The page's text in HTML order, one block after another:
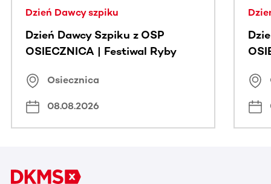
Dzień Dawcy szpiku
Dzień Dawcy Szpiku z OSP
OSIECZNICA | Festiwal Ryby
Osiecznica
08.08.2026